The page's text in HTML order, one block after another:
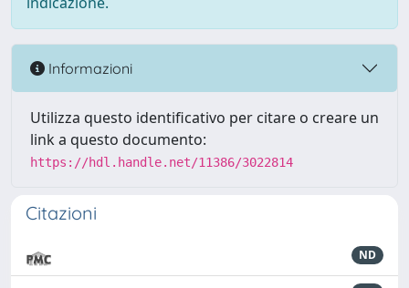
Informazioni
Utilizza questo identificativo per citare o creare un
link a questo documento:
https://hdl.handle.net/11386/3022814
Citazioni
ND